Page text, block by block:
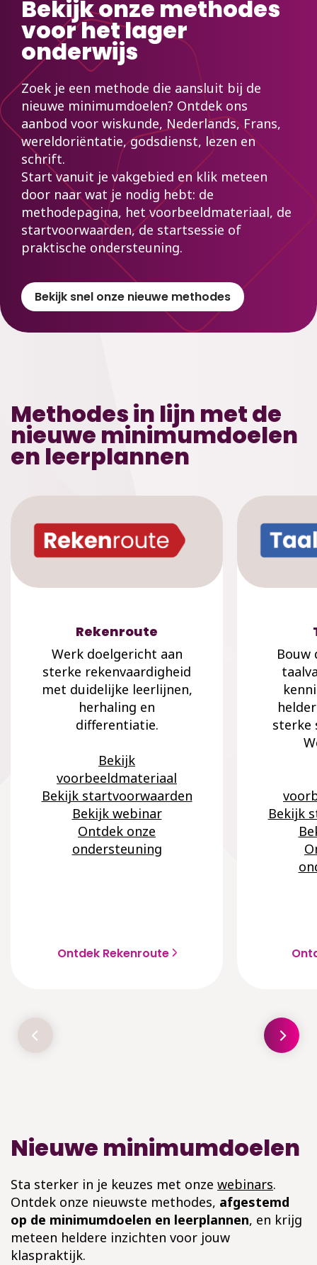
Bekijk onze methodes
voor het lager
onderwijs
Zoek je een methode die aansluit bij de
nieuwe minimumdoelen? Ontdek ons
aanbod voor wiskunde, Nederlands, Frans,
wereldoriëntatie, godsdienst, lezen en
schrift.
Start vanuit je vakgebied en klik meteen
door naar wat je nodig hebt: de
methodepagina, het voorbeeldmateriaal, de
startvoorwaarden, de startsessie of
praktische ondersteuning.
Bekijk snel onze nieuwe methodes
Methodes in lijn met de
nieuwe minimumdoelen
en leerplannen
Rekenroute
Werk doelgericht aan
sterke rekenvaardigheid
met duidelijke leerlijnen,
herhaling en
differentiatie.
Bekijk
voorbeeldmateriaal
Bekijk startvoorwaarden
Bekijk webinar
Ontdek onze
ondersteuning
Ontdek Rekenroute
Bouw
sterke
Bekijk
Nieuwe minimumdoelen
Sta sterker in je keuzes met onze webinars.
Ontdek onze nieuwste methodes, afgestemd
op de minimumdoelen en leerplannen, en krijg
meteen heldere inzichten voor jouw
klaspraktijk.